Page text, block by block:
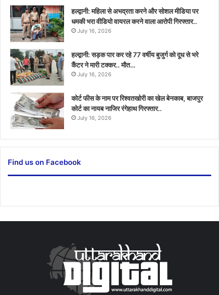
हल्द्वानी: महिला से अभद्रता करने और सोशल मीडिया पर
धमकी भरा वीडियो वायरल करने वाला आरोपी गिरफ्तार..
July 16, 2026
हल्द्वानी: सड़क पार कर रहे 77 वर्षीय बुजुर्ग को दूध से भरे
कैंटर ने मारी टक्कर.. मौत…
July 16, 2026
कोर्ट फीस के नाम पर रिश्वतखोरी का खेल बेनकाब, बाजपुर
कोर्ट का नायब नाजिर रंगेहाथ गिरफ्तार..
July 16, 2026
Find us on Facebook